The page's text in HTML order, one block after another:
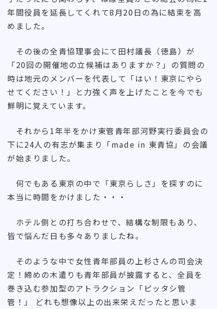
年間役員を延長してくれて8月20日の為に結束を高
めました。
その後の全青協理事会にて田村議長（徳島）が
「20回の開催地の立候補はありますか？」の質問の
時は地元のメンバーを代表して「はい！東京にやら
せてください！」と力強く声を上げたことを今でも
鮮明に覚えています。
それから1年半をかけ東管青年部河野実行委員会の
下に24人の有志が集まり「made in 東青協」の会議
が始まりました。
何でもある東京の中で「東京らしさ」を探すのに
本当に時間をかけました・・・
ホテル側との打ち合わせで、結構な制限もあり、
皆で悩んだ日も多々ありましたね。
そのような中で女性青年部員の上杉さんの司会決
定！締めの木遣りも青年部員が披露すると、全員を
巻き込む参加型のアトラクション「ピッタシ管
管！」 どれも想像以上の出来栄えだったと思いま